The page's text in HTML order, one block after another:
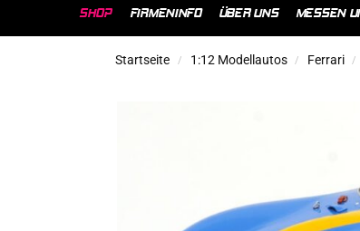
SHOP FIRMENINFO ÜBER UNS MESSEN
Startseite / 1:12 Modellautos / Ferrari /